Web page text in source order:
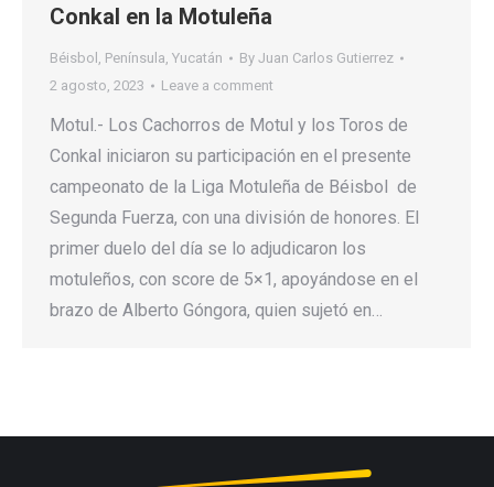
Conkal en la Motuleña
Béisbol , Península, Yucatán By Juan Carlos Gutierrez
2 agosto, 2023
Leave a comment
Motul.- Los Cachorros de Motul y los Toros de
Conkal iniciaron su participación en el presente
campeonato de la Liga Motuleña de Béisbol de
Segunda Fuerza, con una división de honores. El
primer duelo del día se lo adjudicaron los
motuleños, con score de 5×1, apoyándose en el
brazo de Alberto Góngora, quien sujetó en…